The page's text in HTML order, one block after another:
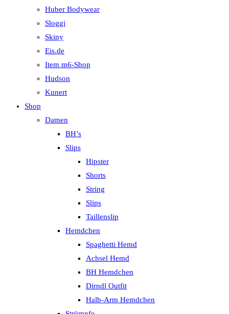
Huber Bodywear
Sloggi
Skiny
Eis.de
Item m6-Shop
Hudson
Kunert
Shop
Damen
BH’s
Slips
Hipster
Shorts
String
Slips
Taillenslip
Hemdchen
Spaghetti Hemd
Achsel Hemd
BH Hemdchen
Dirndl Outfit
Halb-Arm Hemdchen